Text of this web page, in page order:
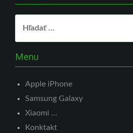
Menu
Apple iPhone
Samsung Galaxy
Xiaomi …
Konktakt